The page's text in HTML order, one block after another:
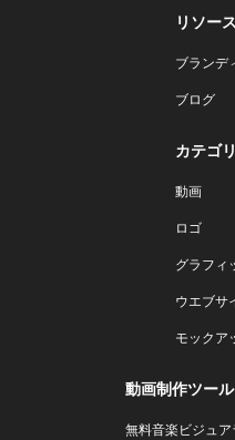
リソース
ブランデ
ブログ
カテゴ
動画
ロゴ
グラフィ
ウエブサ
モックア
動画制作ツール
無料音楽ビジュア